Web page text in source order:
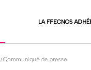
LA FFECNOS
>Communiqué de presse